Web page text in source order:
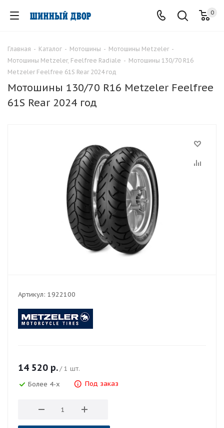
0
Главная - Каталог - Мотошины - Мотошины Metzeler -
Мотошины Metzeler, Feelfree Radiale - Мотошины 130/70 R16
Metzeler Feelfree 61S Rear 2024 год
Мотошины 130/70 R16 Metzeler Feelfree
61S Rear 2024 год
Артикул: 1922100
14 520 р./ 1 шт.
Более 4-х
Под заказ